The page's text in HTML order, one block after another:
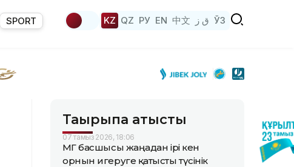
SPORT KZ QZ РУ EN 中文 ق ز ЎЗ
Тақырыпқа қатысты
07 тамыз 2026, 18:06
ҚМГ басшысы жаңадан ірі кен
орнын игеруге қатысты түсінік